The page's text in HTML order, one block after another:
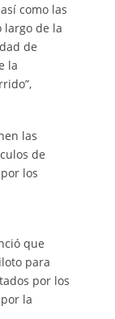
como las
largo de la
de
la
las
de
los
que
para
por los
la